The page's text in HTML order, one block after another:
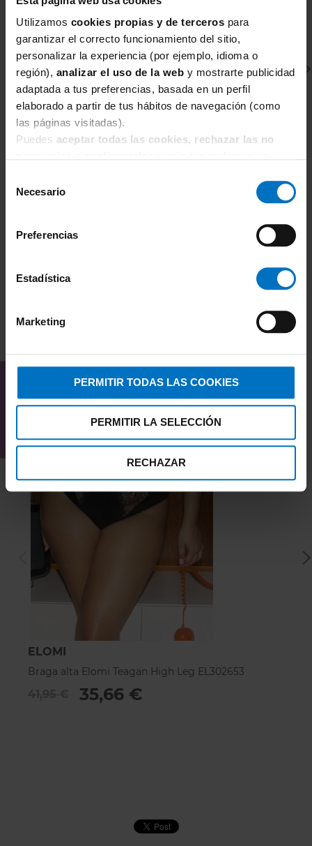
Utilizamos cookies propias y de terceros para
garantizar el correcto funcionamiento del sitio,
personalizar la experiencia (por ejemplo, idioma o
región), analizar el uso de la web y mostrarte publicidad
adaptada a tus preferencias, basada en un perfil
elaborado a partir de tus hábitos de navegación (como
las páginas visitadas).
Puedes aceptar todas las cookies, rechazar las no
Necesario
Preferencias
Estadística
Marketing
PERMITIR TODAS LAS COOKIES
PERMITIR LA SELECCIÓN
RECHAZAR
EL302615
TAMBIÉN TE PUEDE
INTERESAR
ELOMI
Braga alta Elomi Teagan High Leg EL302653
35,66 €